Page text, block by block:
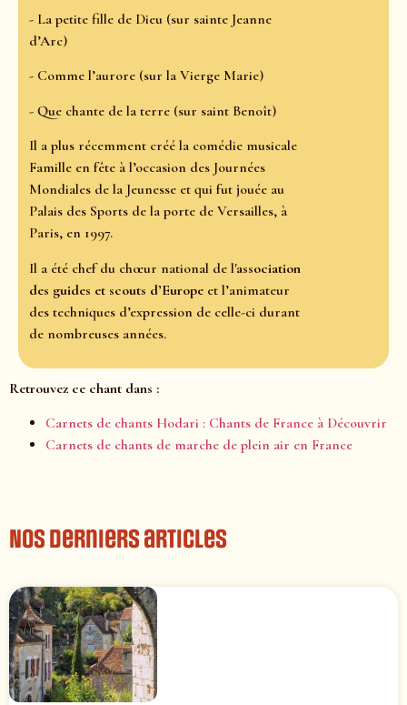
- La petite fille de Dieu (sur sainte Jeanne
d’Arc)
- Comme l’aurore (sur la Vierge Marie)
- Que chante de la terre (sur saint Benoît)
Il a plus récemment créé la comédie musicale
Famille en fête à l’occasion des Journées
Mondiales de la Jeunesse et qui fut jouée au
Palais des Sports de la porte de Versailles, à
Paris, en 1997.
Il a été chef du chœur national de l'association
des guides et scouts d’Europe et l’animateur
des techniques d’expression de celle-ci durant
de nombreuses années.
Retrouvez ce chant dans :
Carnets de chants Hodari : Chants de France à Découvrir
Carnets de chants de marche de plein air en France
Nos derniers articles